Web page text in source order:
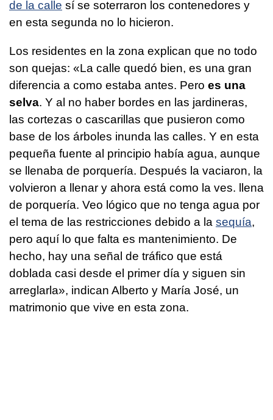
de la calle sí se soterraron los contenedores y
en esta segunda no lo hicieron.
Los residentes en la zona explican que no todo
son quejas: «La calle quedó bien, es una gran
diferencia a como estaba antes. Pero es una
selva. Y al no haber bordes en las jardineras,
las cortezas o cascarillas que pusieron como
base de los árboles inunda las calles. Y en esta
pequeña fuente al principio había agua, aunque
se llenaba de porquería. Después la vaciaron, la
volvieron a llenar y ahora está como la ves. llena
de porquería. Veo lógico que no tenga agua por
el tema de las restricciones debido a la sequía,
pero aquí lo que falta es mantenimiento. De
hecho, hay una señal de tráfico que está
doblada casi desde el primer día y siguen sin
arreglarla», indican Alberto y María José, un
matrimonio que vive en esta zona.